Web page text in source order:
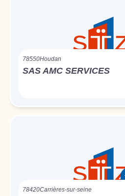
78550Houdan
SAS AMC SERVICES
78420Carrières-sur-seine